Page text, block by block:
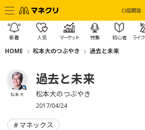
口座開設
新着 人気 マーケット 特集 初心者 ライ
HOME 松本大のつぶやき 過去と未来
松本 大
過去と未来
松本大のつぶやき
2017/04/24
マネックス